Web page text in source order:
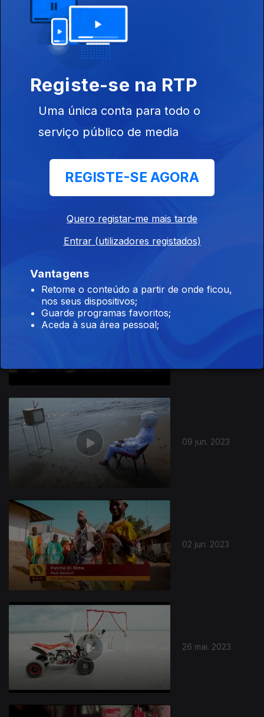
23 jun. 2023
09 jun. 2023
02 jun. 2023
26 mai. 2023
691578
Registe-se na RTP
Uma única conta para todo o
serviço público de media
REGISTE-SE AGORA
Quero registar-me mais tarde
Entrar (utilizadores registados)
Vantagens
Retome o conteúdo a partir de onde ficou,
nos seus dispositivos;
Guarde programas favoritos;
Aceda à sua área pessoal;